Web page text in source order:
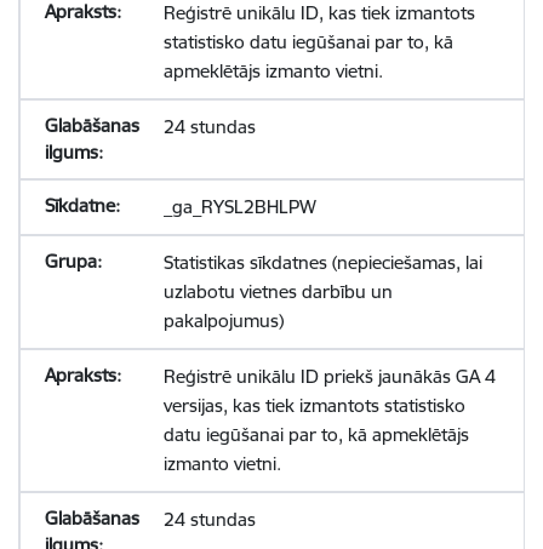
Reģistrē unikālu ID, kas tiek izmantots
statistisko datu iegūšanai par to, kā
apmeklētājs izmanto vietni.
24 stundas
_ga_RYSL2BHLPW
Statistikas sīkdatnes (nepieciešamas, lai
uzlabotu vietnes darbību un
pakalpojumus)
Reģistrē unikālu ID priekš jaunākās GA 4
versijas, kas tiek izmantots statistisko
datu iegūšanai par to, kā apmeklētājs
izmanto vietni.
24 stundas